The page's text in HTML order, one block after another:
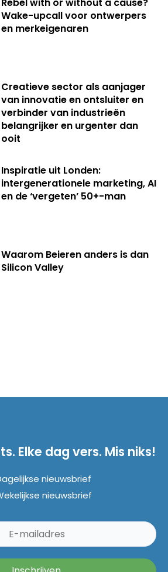
Wake-upcall voor ontwerpers
en merkeigenaren
Creatieve sector als aanjager
van innovatie en ontsluiter en
verbinder van industrieën
belangrijker en urgenter dan
ooit
Inspiratie uit Londen:
intergenerationele marketing, AI
en de ‘vergeten’ 50+-man
Waarom Beieren anders is dan
Silicon Valley
Elke dag vers. Mis niks!
nieuwsbrief
nieuwsbrief